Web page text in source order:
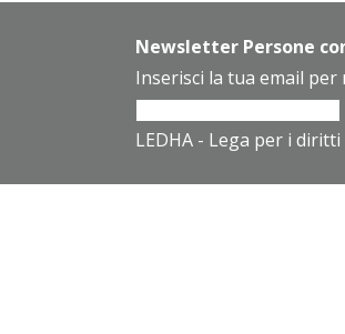
Newsletter Persone
Inserisci la tua email per
LEDHA - Lega per i